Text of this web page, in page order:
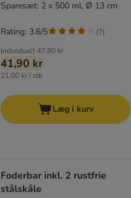
Sparesæt: 2 x 500 ml, Ø 13 cm
Individuelt47,80 kr
41,90 kr
21,00 kr / stk.
Rating: 3.6/5 (7)
Læg i kurv
Foderbar inkl. 2 rustfrie
stålskåle